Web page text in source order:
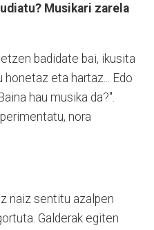
Musikari zarela
badidate bai, ikusita
eta hartaz... Edo
hau musika da?".
nora
naiz sentitu azalpen
Galderak egiten